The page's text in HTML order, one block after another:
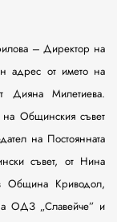
– Директор на
адрес от името на
Дияна Милетиева.
на Общинския съвет
на Постоянната
съвет, от Нина
Община Криводол,
ОДЗ „Славейче” и